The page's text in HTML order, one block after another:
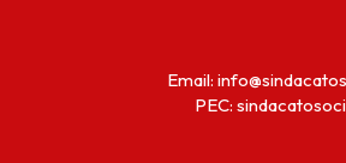
Email:
PEC: